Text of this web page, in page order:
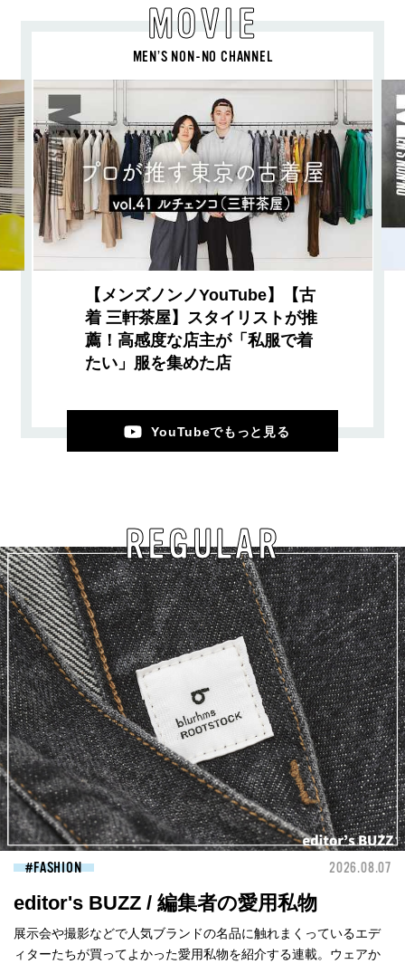
MOVIE
MEN’S NON-NO CHANNEL
【メンズノンノYouTube】【古
着 三軒茶屋】スタイリストが推
薦！高感度な店主が「私服で着
たい」服を集めた店
YouTubeでもっと見る
REGULAR
FASHION 2026.08.07
editor's BUZZ / 編集者の愛用私物
展示会や撮影などで人気ブランドの名品に触れまくっているエデ
ィターたちが買ってよかった愛用私物を紹介する連載。ウェアか